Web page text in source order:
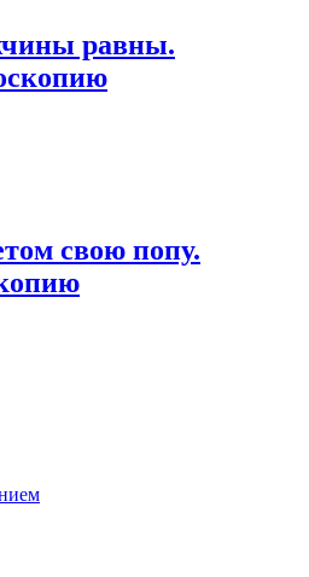
равны.
свою попу.